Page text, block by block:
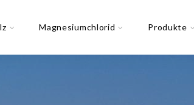
Magnesiumchlorid Produkte